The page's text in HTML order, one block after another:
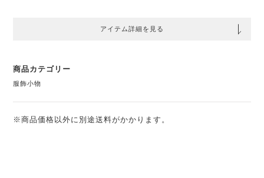
アイテム詳細を見る
商品カテゴリー
服飾小物
※商品価格以外に別途送料がかかります。